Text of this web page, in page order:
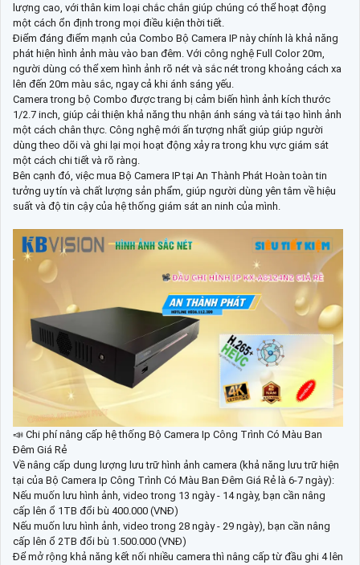
lượng cao, với thân kim loại chắc chắn giúp chúng có thể hoạt động
một cách ổn định trong mọi điều kiện thời tiết.
Điểm đáng điểm mạnh của Combo Bộ Camera IP này chính là khả năng
phát hiện hình ảnh màu vào ban đêm. Với công nghệ Full Color 20m,
người dùng có thể xem hình ảnh rõ nét và sắc nét trong khoảng cách xa
lên đến 20m màu sắc, ngay cả khi ánh sáng yếu.
Camera trong bộ Combo được trang bị cảm biến hình ảnh kích thước
1/2.7 inch, giúp cải thiện khả năng thu nhận ánh sáng và tái tạo hình ảnh
một cách chân thực. Công nghệ mới ấn tượng nhất giúp giúp người
dùng theo dõi và ghi lại mọi hoạt động xảy ra trong khu vực giám sát
một cách chi tiết và rõ ràng.
Bên cạnh đó, việc mua Bộ Camera IP tại An Thành Phát Hoàn toàn tin
tưởng uy tín và chất lượng sản phẩm, giúp người dùng yên tâm về hiệu
suất và độ tin cậy của hệ thống giám sát an ninh của mình.
📣 Chi phí nâng cấp hệ thống Bộ Camera Ip Công Trình Có Màu Ban
Đêm Giá Rẻ
Về nâng cấp dung lượng lưu trữ hình ảnh camera (khả năng lưu trữ hiện
tại của Bộ Camera Ip Công Trình Có Màu Ban Đêm Giá Rẻ là 6-7 ngày):
Nếu muốn lưu hình ảnh, video trong 13 ngày - 14 ngày, bạn cần nâng
cấp lên ổ 1TB đổi bù 400.000 (VNĐ)
Nếu muốn lưu hình ảnh, video trong 28 ngày - 29 ngày), bạn cần nâng
cấp lên ổ 2TB đổi bù 1.500.000 (VNĐ)
Để mở rộng khả năng kết nối nhiều camera thì nâng cấp từ đầu ghi 4 lên